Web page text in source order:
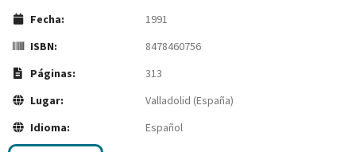
Fecha:
1991
ISBN:
8478460756
Páginas:
313
Lugar:
Valladolid (España)
Idioma:
Español